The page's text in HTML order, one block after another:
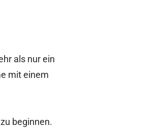
als nur ein
mit einem
beginnen.